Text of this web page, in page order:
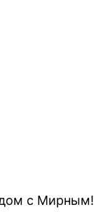
с Мирным!